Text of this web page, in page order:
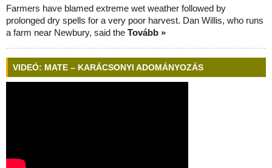
Farmers have blamed extreme wet weather followed by
prolonged dry spells for a very poor harvest. Dan Willis, who runs
a farm near Newbury, said the Tovább »
VIDEÓ: MATE – KARÁCSONYI ADOMÁNYOZÁS